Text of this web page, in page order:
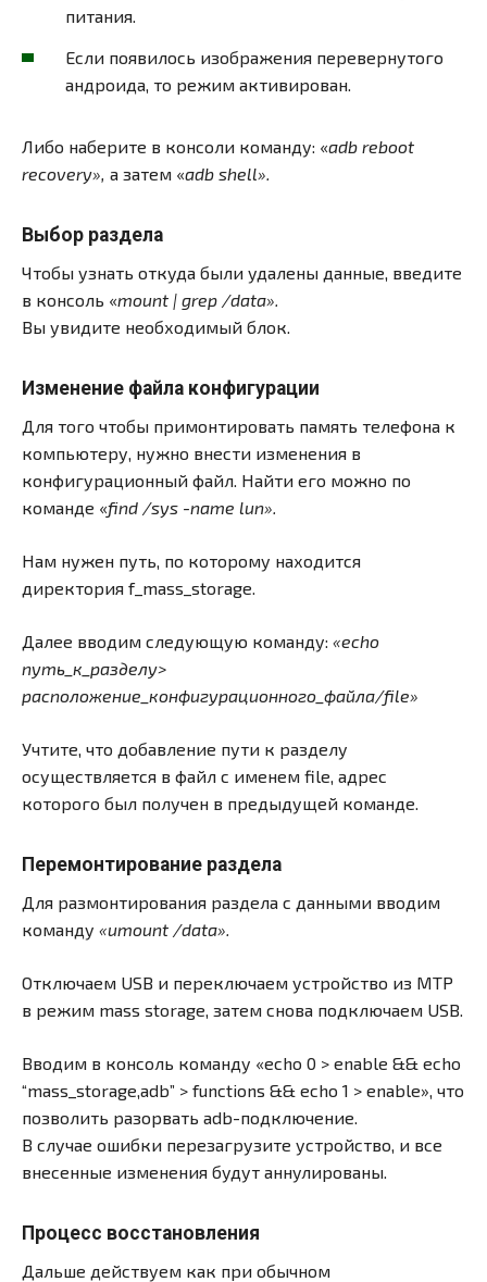
питания.
Если появилось изображения перевернутого
андроида, то режим активирован.
Либо наберите в консоли команду: «adb reboot
recovery», а затем «adb shell».
Выбор раздела
Чтобы узнать откуда были удалены данные, введите
в консоль «mount | grep /data».
Вы увидите необходимый блок.
Изменение файла конфигурации
Для того чтобы примонтировать память телефона к
компьютеру, нужно внести изменения в
конфигурационный файл. Найти его можно по
команде «find /sys -name lun».
Нам нужен путь, по которому находится
директория f_mass_storage.
Далее вводим следующую команду: «echo
путь_к_разделу>
расположение_конфигурационного_файла/file»
Учтите, что добавление пути к разделу
осуществляется в файл с именем file, адрес
которого был получен в предыдущей команде.
Перемонтирование раздела
Для размонтирования раздела с данными вводим
команду «umount /data».
Отключаем USB и переключаем устройство из MTP
в режим mass storage, затем снова подключаем USB.
Вводим в консоль команду «echo 0 > enable && echo
“mass_storage,adb” > functions && echo 1 > enable», что
позволить разорвать adb-подключение.
В случае ошибки перезагрузите устройство, и все
внесенные изменения будут аннулированы.
Процесс восстановления
Дальше действуем как при обычном